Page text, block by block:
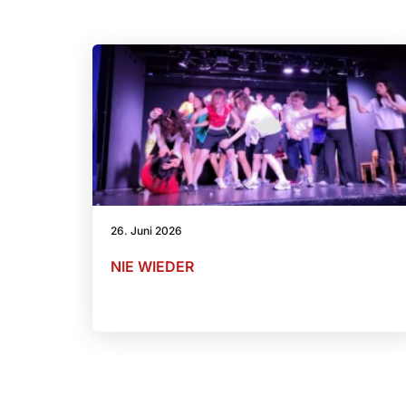
26. Juni 2026
NIE WIEDER